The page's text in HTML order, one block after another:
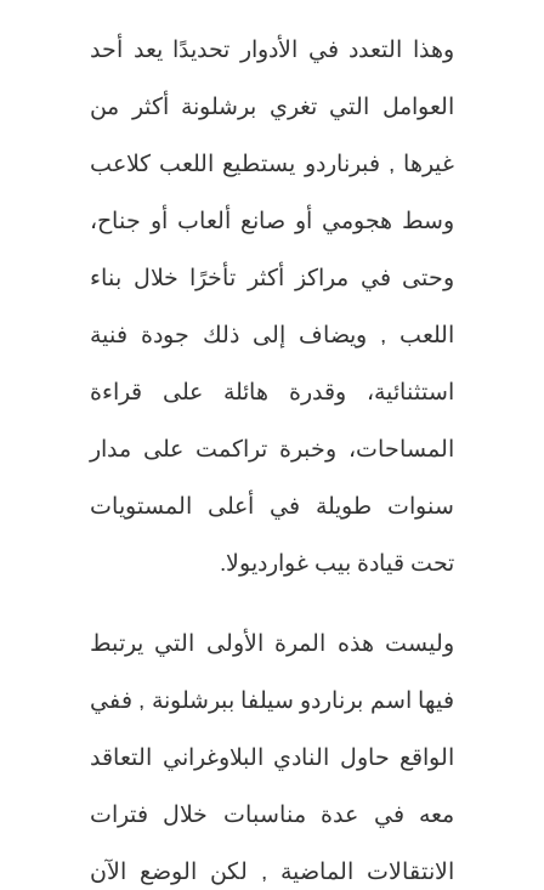
وهذا التعدد في الأدوار تحديدًا يعد أحد
العوامل التي تغري برشلونة أكثر من
غيرها , فبرناردو يستطيع اللعب كلاعب
وسط هجومي أو صانع ألعاب أو جناح،
وحتى في مراكز أكثر تأخرًا خلال بناء
اللعب , ويضاف إلى ذلك جودة فنية
استثنائية، وقدرة هائلة على قراءة
المساحات، وخبرة تراكمت على مدار
سنوات طويلة في أعلى المستويات
تحت قيادة بيب غوارديولا.
وليست هذه المرة الأولى التي يرتبط
فيها اسم برناردو سيلفا ببرشلونة , ففي
الواقع حاول النادي البلاوغراني التعاقد
معه في عدة مناسبات خلال فترات
الانتقالات الماضية , لكن الوضع الآن